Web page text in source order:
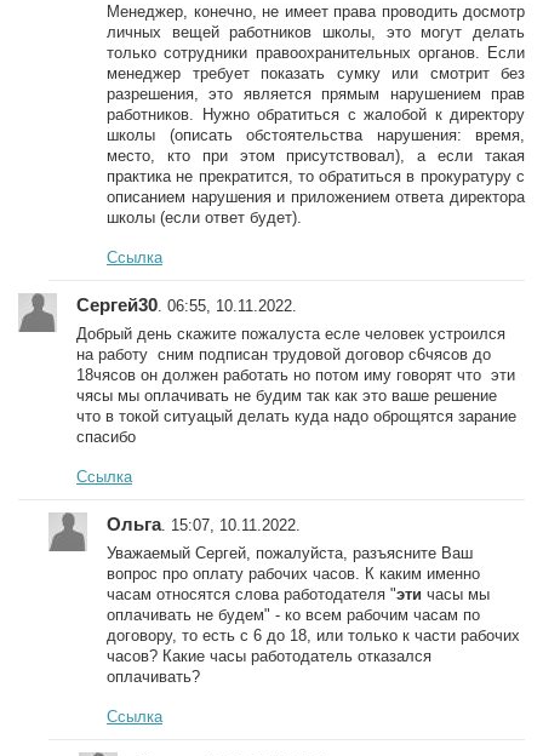
Менеджер, конечно, не имеет права проводить досмотр
личных вещей работников школы, это могут делать
только сотрудники правоохранительных органов. Если
менеджер требует показать сумку или смотрит без
разрешения, это является прямым нарушением прав
работников. Нужно обратиться с жалобой к директору
школы (описать обстоятельства нарушения: время,
место, кто при этом присутствовал), а если такая
практика не прекратится, то обратиться в прокуратуру с
описанием нарушения и приложением ответа директора
школы (если ответ будет).
Ссылка
Сергей30 . 06:55, 10.11.2022.
Добрый день скажите пожалуста есле человек устроился
на работу сним подписан трудовой договор с6чясов до
18чясов он должен работать но потом иму говорят что эти
чясы мы оплачивать не будим так как это ваше решение
что в токой ситуацый делать куда надо оброщятся зарание
спасибо
Ссылка
Ольга. 15:07, 10.11.2022.
Уважаемый Сергей, пожалуйста, разъясните Ваш
вопрос про оплату рабочих часов. К каким именно
часам относятся слова работодателя "эти часы мы
оплачивать не будем" - ко всем рабочим часам по
договору, то есть с 6 до 18, или только к части рабочих
часов? Какие часы работодатель отказался
оплачивать?
Ссылка